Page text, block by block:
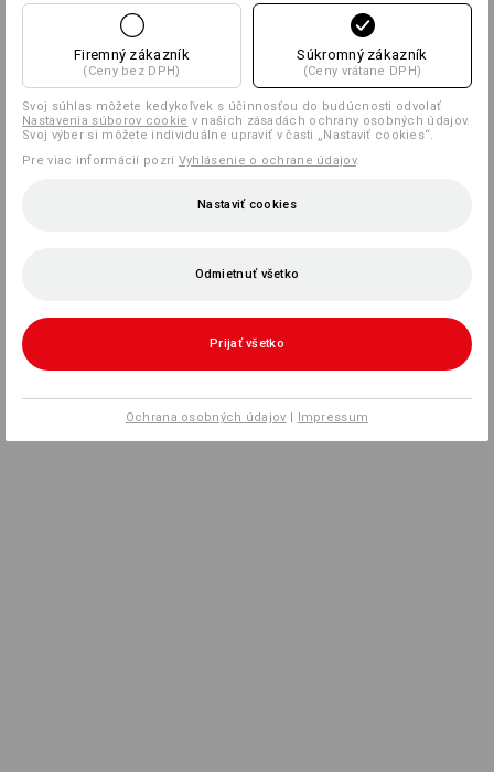
Firemný zákazník
(Ceny bez DPH)
Súkromný zákazník
(Ceny vrátane DPH)
Svoj súhlas môžete kedykoľvek s účinnosťou do budúcnosti odvolať
Nastavenia súborov cookie v našich zásadách ochrany osobných údajov.
Svoj výber si môžete individuálne upraviť v časti „Nastaviť cookies“.
Pre viac informácií pozri Vyhlásenie o ochrane údajov.
Nastaviť cookies
Odmietnuť všetko
Prijať všetko
Ochrana osobných údajov | Impressum